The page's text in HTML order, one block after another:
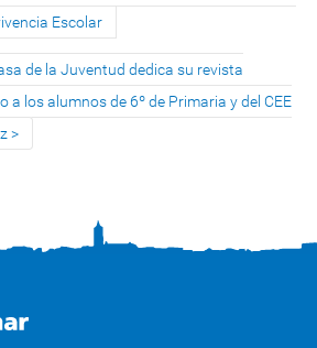
Escolar
de la Juventud dedica su revista
a los alumnos de 6º de Primaria y del CEE